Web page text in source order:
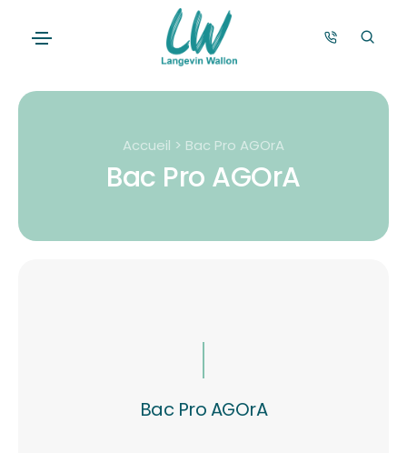
Accueil > Bac Pro AGOrA
Bac Pro AGOrA
Bac Pro AGOrA